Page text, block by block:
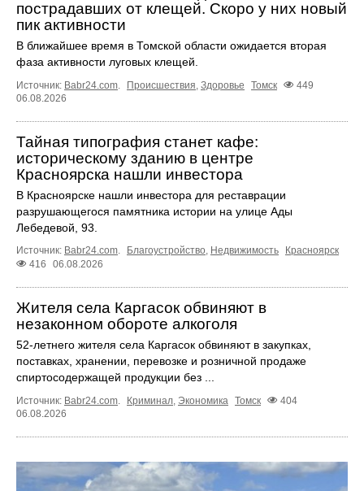
пострадавших от клещей. Скоро у них новый
пик активности
В ближайшее время в Томской области ожидается вторая
фаза активности луговых клещей.
Источник: Babr24.com Происшествия Здоровье Томск
449
06.08.2026
Тайная типография станет кафе:
историческому зданию в центре
Красноярска нашли инвестора
В Красноярске нашли инвестора для реставрации
разрушающегося памятника истории на улице Ады
Лебедевой, 93.
Источник: Babr24.com Благоустройство Недвижимость
Красноярск
416
06.08.2026
Жителя села Каргасок обвиняют в
незаконном обороте алкоголя
52-летнего жителя села Каргасок обвиняют в закупках,
поставках, хранении, перевозке и розничной продаже
спиртосодержащей продукции без ...
Источник: Babr24.com. Криминал, Экономика Томск
404
06.08.2026